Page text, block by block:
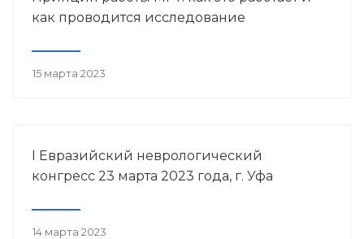
как проводится исследование
15 марта 2023
I Евразийский неврологический
конгресс 23 марта 2023 года, г. Уфа
14 марта 2023